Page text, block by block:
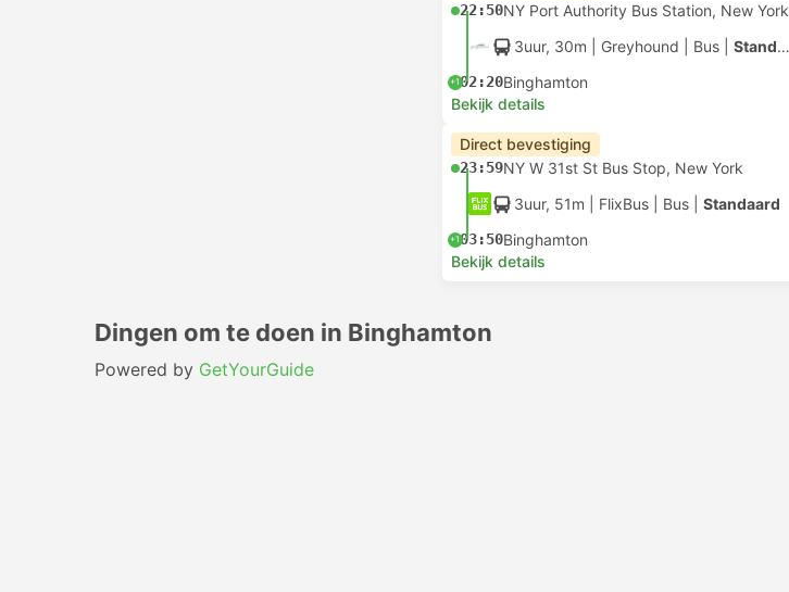
22:50NY Port Authority Bus Station, New York
3uur, 30m | Greyhound Bus Standaard
+102:20Binghamton
Bekijk details
Direct bevestiging
23:59NY W 31st St Bus Stop, New York
3uur, 51m | FlixBus Bus Standaard
+103:50Binghamton
Bekijk details
Dingen om te doen in Binghamton
Powered by GetYourGuide